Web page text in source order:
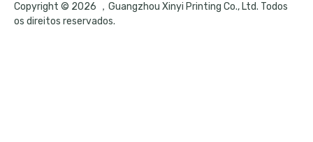
Copyright © 2026 ，Guangzhou Xinyi Printing Co., Ltd. Todos
os direitos reservados.